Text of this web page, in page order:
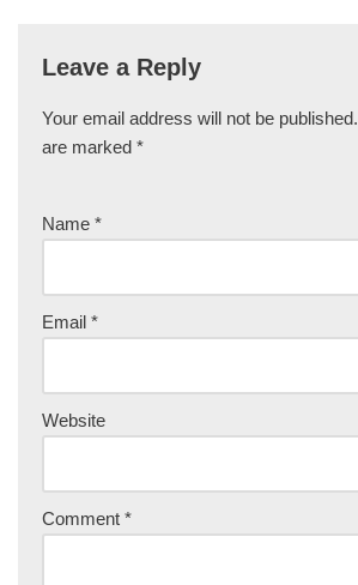
Leave a Reply
Your email address will not be published.
are marked *
Name *
Email *
Website
Comment *